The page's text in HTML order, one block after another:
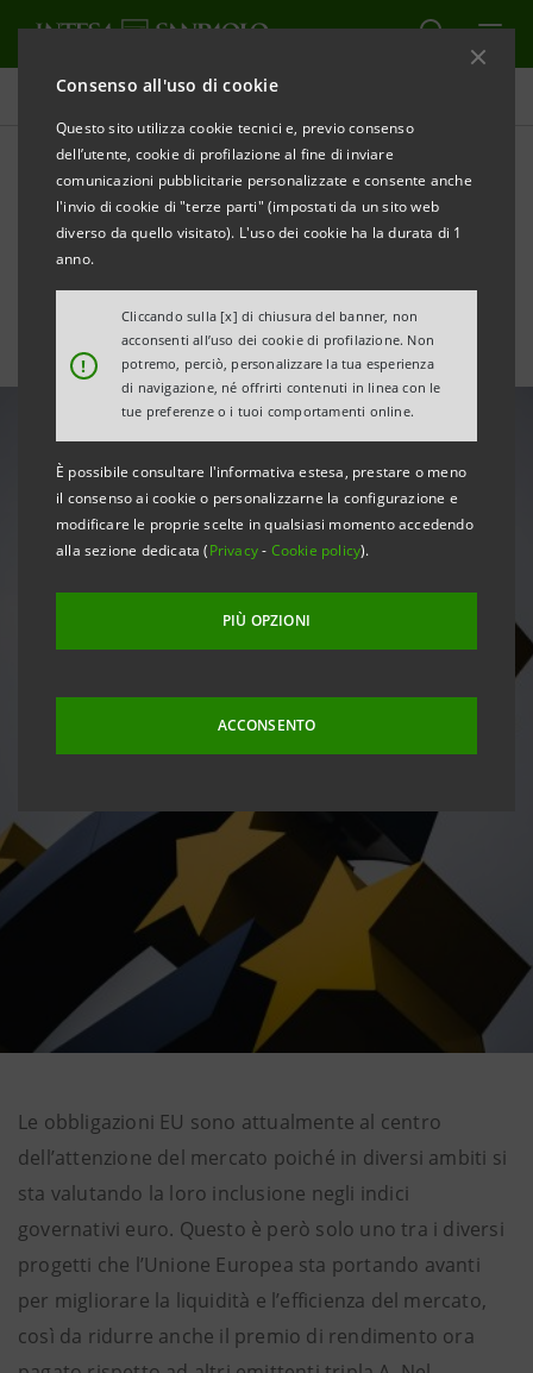
Consenso all'uso di cookie
Questo sito utilizza cookie tecnici e, previo consenso
dell’utente, cookie di profilazione al fine di inviare
comunicazioni pubblicitarie personalizzate e consente anche
l'invio di cookie di "terze parti" (impostati da un sito web
diverso da quello visitato). L'uso dei cookie ha la durata di 1
anno.
!
Cliccando sulla [x] di chiusura del banner, non
acconsenti all’uso dei cookie di profilazione. Non
potremo, perciò, personalizzare la tua esperienza
di navigazione, né offrirti contenuti in linea con le
tue preferenze o i tuoi comportamenti online.
È possibile consultare l'informativa estesa, prestare o meno
il consenso ai cookie o personalizzarne la configurazione e
modificare le proprie scelte in qualsiasi momento accedendo
alla sezione dedicata (Privacy- Cookie policy).
PIÙ OPZIONI
ACCONSENTO
Area Media
Eurobond negli indici
governativi?
Le obbligazioni EU sono attualmente al centro
dell’attenzione del mercato poiché in diversi ambiti si
sta valutando la loro inclusione negli indici
governativi euro. Questo è però solo uno tra i diversi
progetti che l’Unione Europea sta portando avanti
per migliorare la liquidità e l’efficienza del mercato,
così da ridurre anche il premio di rendimento ora